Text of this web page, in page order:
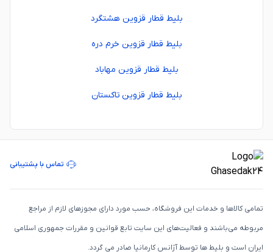
بلیط قطار قزوین هشتگرد
بلیط قطار قزوین خرم دره
بلیط قطار قزوین مهاباد
بلیط قطار قزوین تاکستان
تماس با پشتیبانی
تمامی كالاها و خدمات اين فروشگاه، حسب مورد دارای مجوزهای لازم از مراجع
مربوطه می‌باشند و فعاليت‌های اين سايت تابع قوانين و مقررات جمهوری اسلامی
ايران است و بلیط ها توسط آژانس کارمانیا صادر می گردد.